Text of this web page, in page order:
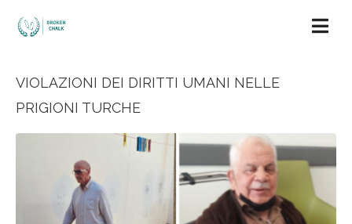
VIOLAZIONI DEI DIRITTI UMANI NELLE
PRIGIONI TURCHE